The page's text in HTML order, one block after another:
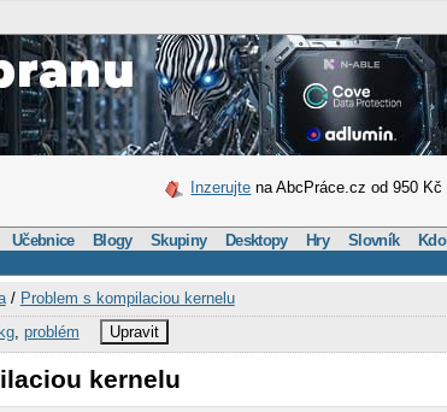
Inzerujte na AbcPráce.cz od 950 Kč
Učebnice Blogy Skupiny Desktopy Hry Slovník
/ Problem s kompilaciou kernelu
, problém Upravit
kernelu